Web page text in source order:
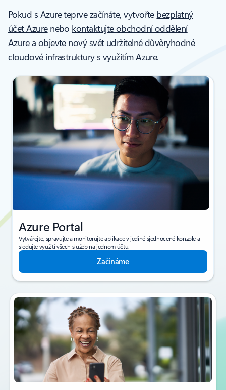
Pokud s Azure teprve začínáte, vytvořte bezplatný
účet Azurenebo kontaktujte obchodní oddělení
Azurea objevte nový svět udržitelné důvěryhodné
cloudové infrastruktury s využitím Azure.
Azure Portal
Vytvářejte, spravujte a monitorujte aplikace v jediné sjednocené konzole a
sledujte využití všech služeb na jednom účtu.
Začínáme